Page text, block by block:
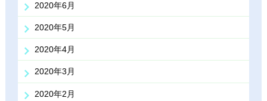
2020年6月
2020年5月
2020年4月
2020年3月
2020年2月